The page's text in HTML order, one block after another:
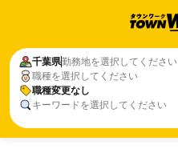
千葉県勤務地を選択してください
職種を選択してください
職種変更なし
キーワードを選択してください